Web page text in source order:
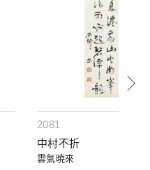
2081
中村不折
雲氣曉來